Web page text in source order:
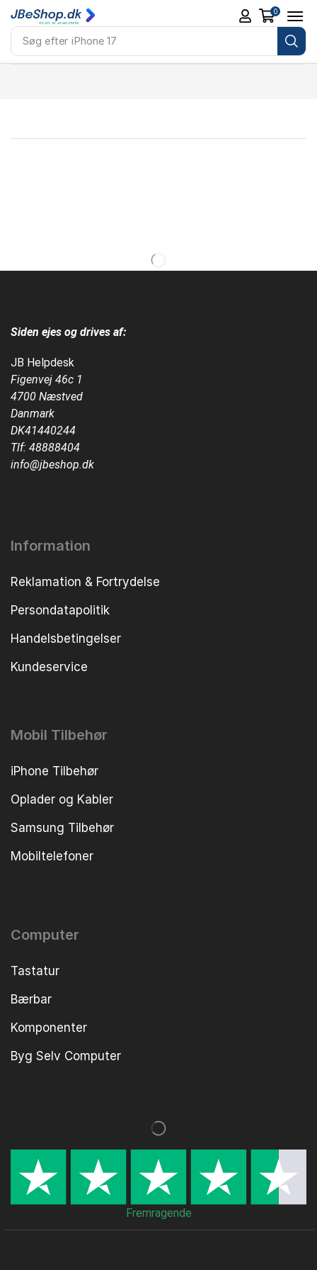
Søg efter iPhone 17
0
Siden ejes og drives af:
JB Helpdesk
Figenvej 46c 1
4700 Næstved
Danmark
DK41440244
Tlf: 48888404
info@jbeshop.dk
Information
Reklamation & Fortrydelse
Persondatapolitik
Handelsbetingelser
Kundeservice
Mobil Tilbehør
iPhone Tilbehør
Oplader og Kabler
Samsung Tilbehør
Mobiltelefoner
Computer
Tastatur
Bærbar
Komponenter
Byg Selv Computer
Fremragende